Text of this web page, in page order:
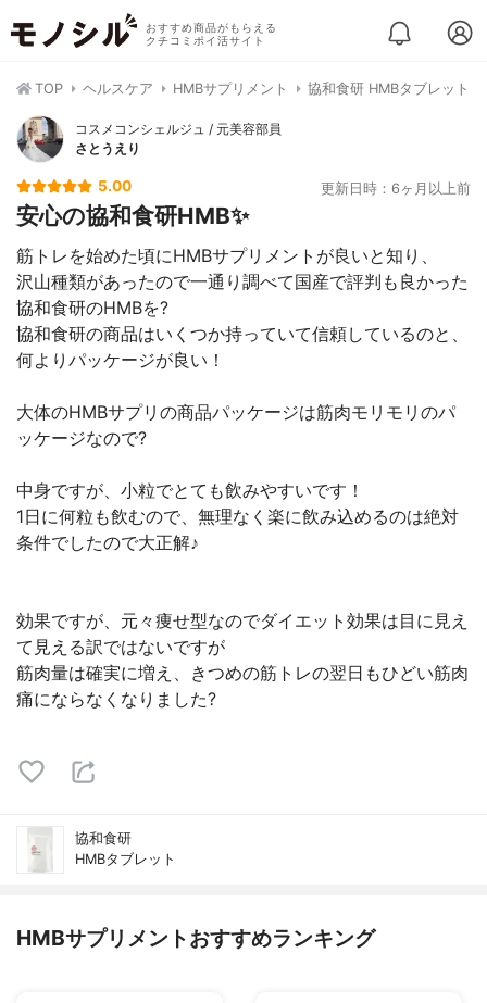
おすすめ商品がもらえる
クチコミポイ活サイト
TOP ヘルスケア HMBサプリメント 協和食研 HMBタブレット
コスメコンシェルジュ / 元美容部員
さとうえり
5.00 更新日時：6ヶ月以上前
安心の協和食研HMB✨
筋トレを始めた頃にHMBサプリメントが良いと知り、
沢山種類があったので一通り調べて国産で評判も良かった
協和食研のHMBを?
協和食研の商品はいくつか持っていて信頼しているのと、
何よりパッケージが良い！
大体のHMBサプリの商品パッケージは筋肉モリモリのパ
ッケージなので?
中身ですが、小粒でとても飲みやすいです！
1日に何粒も飲むので、無理なく楽に飲み込めるのは絶対
条件でしたので大正解♪
効果ですが、元々痩せ型なのでダイエット効果は目に見え
て見える訳ではないですが
筋肉量は確実に増え、きつめの筋トレの翌日もひどい筋肉
痛にならなくなりました?
協和食研
HMBタブレット
HMBサプリメントおすすめランキング